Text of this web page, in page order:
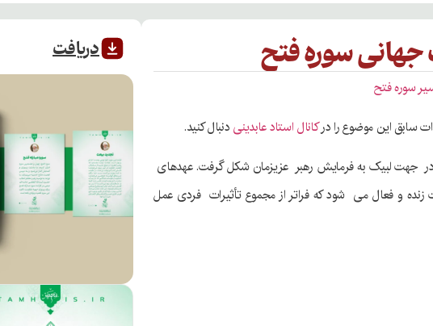
سوره فتح
سوره فتح
سابق این موضوع را درکانال استاد عابدینی دنبال کنید.
لبیک به فرمایش رهبر عزیزمان شکل گرفت. عهدهای
و فعال می شود که فراتر از مجموع تأثیرات فردی عمل
دریافت